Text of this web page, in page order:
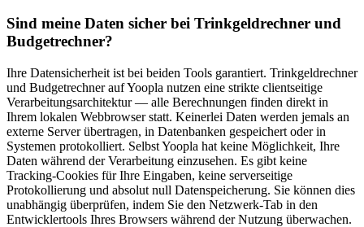
Sind meine Daten sicher bei Trinkgeldrechner und
Budgetrechner?
Ihre Datensicherheit ist bei beiden Tools garantiert. Trinkgeldrechner
und Budgetrechner auf Yoopla nutzen eine strikte clientseitige
Verarbeitungsarchitektur — alle Berechnungen finden direkt in
Ihrem lokalen Webbrowser statt. Keinerlei Daten werden jemals an
externe Server übertragen, in Datenbanken gespeichert oder in
Systemen protokolliert. Selbst Yoopla hat keine Möglichkeit, Ihre
Daten während der Verarbeitung einzusehen. Es gibt keine
Tracking-Cookies für Ihre Eingaben, keine serverseitige
Protokollierung und absolut null Datenspeicherung. Sie können dies
unabhängig überprüfen, indem Sie den Netzwerk-Tab in den
Entwicklertools Ihres Browsers während der Nutzung überwachen.